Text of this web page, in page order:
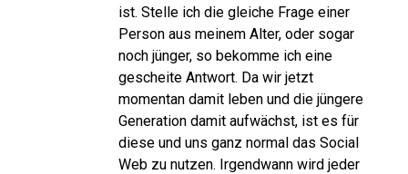
ist. Stelle ich die gleiche Frage einer
Person aus meinem Alter, oder sogar
noch jünger, so bekomme ich eine
gescheite Antwort. Da wir jetzt
momentan damit leben und die jüngere
Generation damit aufwächst, ist es für
diese und uns ganz normal das Social
Web zu nutzen. Irgendwann wird jeder